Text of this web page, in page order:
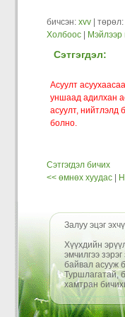
бичсэн: xvv | төрөл:
Холбоос
Мэйлээр
Сэтгэгдэл:
Асуулт
уншаад адилхан
асуулт, нийтлэлд
болно.
Сэтгэгдэл бичих
<< өмнөх хуудас
Залуу эцэг
Хүүхдийн
эмчилгээ
байвал асууж
Туршлагатай,
хамтран